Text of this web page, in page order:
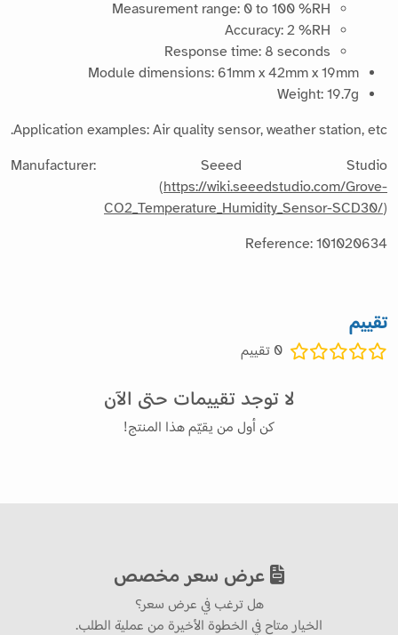
Measurement range: 0 to 100 %RH
Accuracy: 2 %RH
Response time: 8 seconds
Module dimensions: 61mm x 42mm x 19mm
Weight: 19.7g
Application examples: Air quality sensor, weather station, etc.
Manufacturer: Seeed Studio
(https://wiki.seeedstudio.com/Grove-
CO2_Temperature_Humidity_Sensor-SCD30/)
Reference: 101020634
تقييم
0 تقييم
لا توجد تقييمات حتى الآن
كن أول من يقيّم هذا المنتج!
عرض سعر مخصص
هل ترغب في عرض سعر؟
الخيار متاح في الخطوة الأخيرة من عملية الطلب.